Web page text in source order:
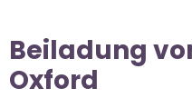
Beiladung
Oxford